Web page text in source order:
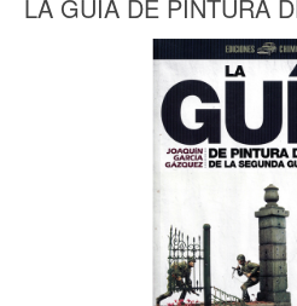
LA GUÍA DE PINTURA